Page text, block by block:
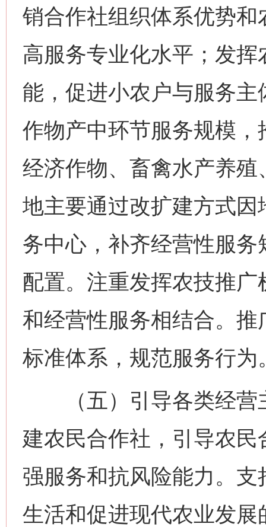
销合作社组织体系优势
高服务专业化水平；发
能，促进小农户与服务
作物产中环节服务规模
经济作物、畜禽水产养
地主要通过改扩建方式
务中心，补齐经营性服
配置。注重发挥农技推
和经营性服务相结合。
标准体系，规范服务行为
（五）引导各类经营
建农民合作社，引导农
强服务和抗风险能力。
生活和促进现代农业发